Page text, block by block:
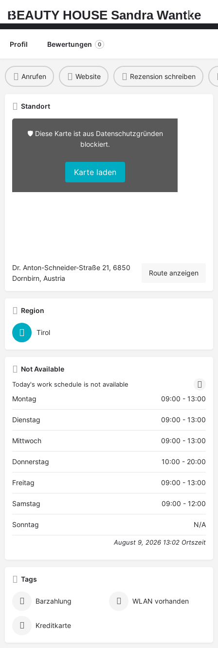
BEAUTY HOUSE Sandra Wantke
Profil Bewertungen 0
Anrufen Website Rezension schreiben
Standort
🛡️ Diese Karte ist aus Datenschutzgründen
blockiert.
Karte laden
Dr. Anton-Schneider-Straße 21, 6850
Dornbirn, Austria
Route anzeigen
Region
Tirol
Not Available
Today's work schedule is not available
Montag 09:00 - 13:00
Dienstag 09:00 - 13:00
Mittwoch 09:00 - 13:00
Donnerstag 10:00 - 20:00
Freitag 09:00 - 13:00
Samstag 09:00 - 12:00
Sonntag N/A
August 9, 2026 13:02 Ortszeit
Tags
Barzahlung WLAN vorhanden
Kreditkarte